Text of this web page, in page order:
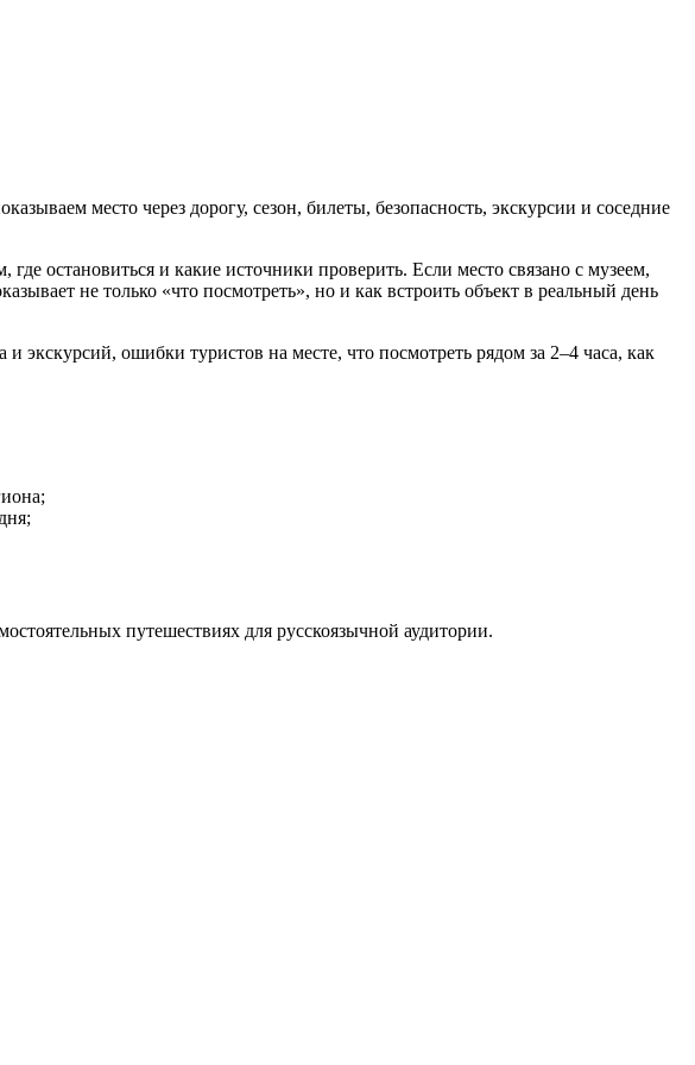
место через дорогу, сезон, билеты, безопасность, экскурсии и соседние
остановиться и какие источники проверить. Если место связано с музеем,
не только «что посмотреть», но и как встроить объект в реальный день
ошибки туристов на месте, что посмотреть рядом за 2–4 часа, как
путешествиях для русскоязычной аудитории.